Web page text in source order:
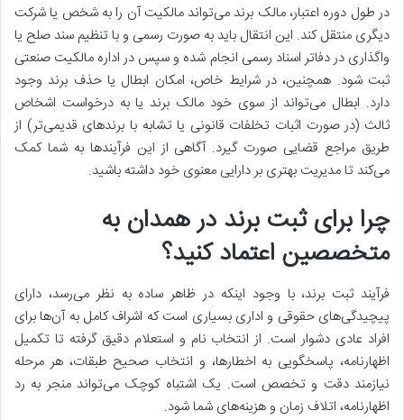
در طول دوره اعتبار، مالک برند می‌تواند مالکیت آن را به شخص یا شرکت
دیگری منتقل کند. این انتقال باید به صورت رسمی و با تنظیم سند صلح یا
واگذاری در دفاتر اسناد رسمی انجام شده و سپس در اداره مالکیت صنعتی
ثبت شود. همچنین، در شرایط خاص، امکان ابطال یا حذف برند وجود
دارد. ابطال می‌تواند از سوی خود مالک برند یا به درخواست اشخاص
ثالث (در صورت اثبات تخلفات قانونی یا تشابه با برندهای قدیمی‌تر) از
طریق مراجع قضایی صورت گیرد. آگاهی از این فرآیندها به شما کمک
می‌کند تا مدیریت بهتری بر دارایی معنوی خود داشته باشید.
چرا برای ثبت برند در همدان به
متخصصین اعتماد کنید؟
فرآیند ثبت برند، با وجود اینکه در ظاهر ساده به نظر می‌رسد، دارای
پیچیدگی‌های حقوقی و اداری بسیاری است که اشراف کامل به آن‌ها برای
افراد عادی دشوار است. از انتخاب نام و استعلام دقیق گرفته تا تکمیل
اظهارنامه، پاسخگویی به اخطارها، و انتخاب صحیح طبقات، هر مرحله
نیازمند دقت و تخصص است. یک اشتباه کوچک می‌تواند منجر به رد
اظهارنامه، اتلاف زمان و هزینه‌های شما شود.